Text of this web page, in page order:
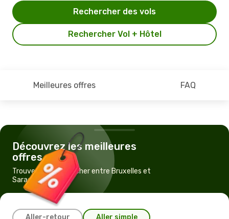
Rechercher Vol + Hôtel
Rechercher des vols
Meilleures offres FAQ
Découvrez les meilleures
offres
Trouvez un vol pas cher entre Bruxelles et
Saragosse
Aller-retour Aller simple